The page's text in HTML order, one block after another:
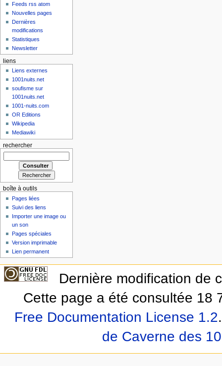
Feeds rss atom
Nouvelles pages
Dernières
modifications
Statistiques
Newsletter
liens
Liens externes
1001nuits.net
soufisme sur
1001nuits.net
1001-nuits.com
OR Editions
Wikipedia
Mediawiki
rechercher
boîte à outils
Pages liées
Suivi des liens
Importer une image ou
un son
Pages spéciales
Version imprimable
Lien permanent
Dernière modification de
Cette page a été consultée 18
Free Documentation License 1.2.
de Caverne des